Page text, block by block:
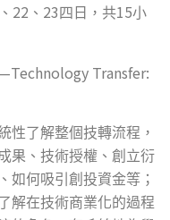
、 22 、 23 四日，共15小
Transfer:
性了解整個技轉流程，
果、技術授權、創立衍
如何吸引創投資金等；
解在技術商業化的過程